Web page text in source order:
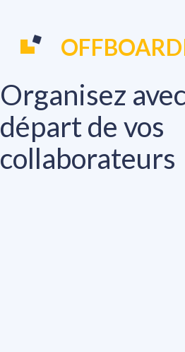
Organisez
départ de vos
collaborateurs